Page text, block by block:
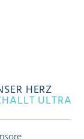
HERZ
ULTRA